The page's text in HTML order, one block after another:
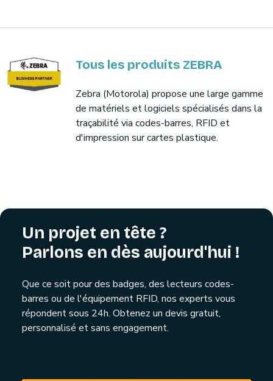
Tous les produits ZEBRA
Zebra (Motorola) propose une large gamme
de matériels et logiciels spécialisés dans la
traçabilité via codes-barres, RFID et
d'impression sur cartes plastique.
Un projet en tête ?
Parlons en dès aujourd'hui !
Que ce soit pour des badges, des lecteurs codes-
barres ou de l'équipement RFID, nos experts vous
répondent sous 24h. Obtenez un devis gratuit,
personnalisé et sans engagement.